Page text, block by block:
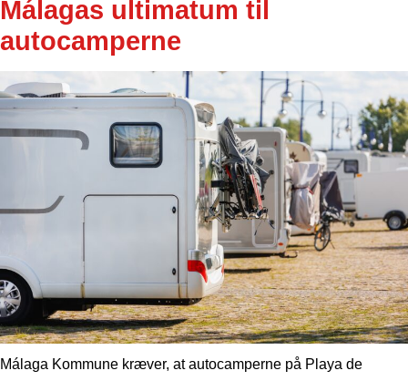
Málagas ultimatum til
autocamperne
Málaga Kommune kræver, at autocamperne på Playa de